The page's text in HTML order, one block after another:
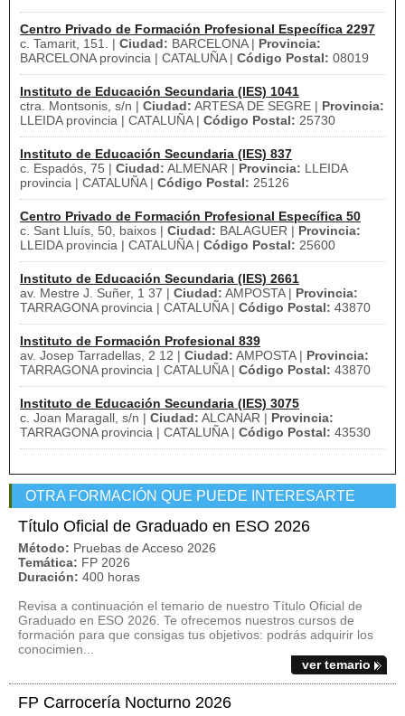
Centro Privado de Formación Profesional Específica 2297
c. Tamarit, 151. | Ciudad: BARCELONA | Provincia:
BARCELONA provincia | CATALUÑA | Código Postal: 08019
Instituto de Educación Secundaria (IES) 1041
ctra. Montsonis, s/n | Ciudad: ARTESA DE SEGRE | Provincia:
LLEIDA provincia | CATALUÑA | Código Postal: 25730
Instituto de Educación Secundaria (IES) 837
c. Espadós, 75 | Ciudad: ALMENAR | Provincia: LLEIDA
provincia | CATALUÑA | Código Postal: 25126
Centro Privado de Formación Profesional Específica 50
c. Sant Lluís, 50, baixos | Ciudad: BALAGUER | Provincia:
LLEIDA provincia | CATALUÑA | Código Postal: 25600
Instituto de Educación Secundaria (IES) 2661
av. Mestre J. Suñer, 1 37 | Ciudad: AMPOSTA | Provincia:
TARRAGONA provincia | CATALUÑA | Código Postal: 43870
Instituto de Formación Profesional 839
av. Josep Tarradellas, 2 12 | Ciudad: AMPOSTA | Provincia:
TARRAGONA provincia | CATALUÑA | Código Postal: 43870
Instituto de Educación Secundaria (IES) 3075
c. Joan Maragall, s/n | Ciudad: ALCANAR | Provincia:
TARRAGONA provincia | CATALUÑA | Código Postal: 43530
OTRA FORMACIÓN QUE PUEDE INTERESARTE
Título Oficial de Graduado en ESO 2026
Método: Pruebas de Acceso 2026
Temática: FP 2026
Duración: 400 horas
Revisa a continuación el temario de nuestro Título Oficial de
Graduado en ESO 2026. Te ofrecemos nuestros cursos de
formación para que consigas tus objetivos: podrás adquirir los
conocimien...
ver temario
FP Carrocería Nocturno 2026